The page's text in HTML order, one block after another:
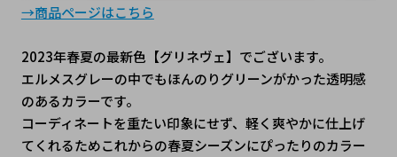
→商品ページはこちら
2023年春夏の最新色【グリネヴェ】でございます。
エルメスグレーの中でもほんのりグリーンがかった透明感
のあるカラーです。
コーディネートを重たい印象にせず、軽く爽やかに仕上げ
てくれるためこれからの春夏シーズンにぴったりのカラー